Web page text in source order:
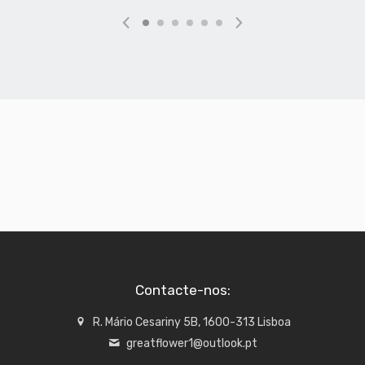
Contacte-nos:
R. Mário Cesariny 5B, 1600-313 Lisboa
greatflower1@outlook.pt